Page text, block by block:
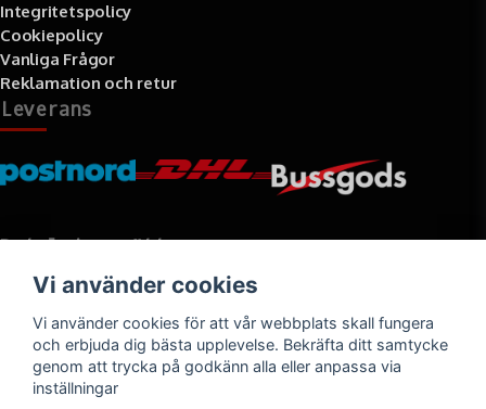
Integritetspolicy
Cookiepolicy
Vanliga Frågor
Reklamation och retur
Leverans
Betalningssätt
Vi använder cookies
Vi använder cookies för att vår webbplats skall fungera
och erbjuda dig bästa upplevelse. Bekräfta ditt samtycke
genom att trycka på godkänn alla eller anpassa via
inställningar